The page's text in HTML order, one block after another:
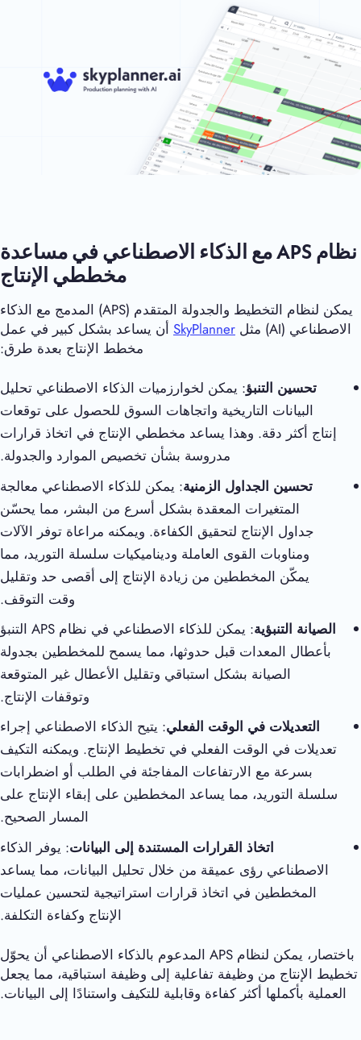
نظام APS مع الذكاء الاصطناعي في مساعدة
مخططي الإنتاج
يمكن لنظام التخطيط والجدولة المتقدم (APS) المدمج مع الذكاء
الاصطناعي (AI) مثل
SkyPlanner أن يساعد بشكل كبير في عمل
مخطط الإنتاج بعدة طرق:
تحسين التنبؤ: يمكن لخوارزميات الذكاء الاصطناعي تحليل
البيانات التاريخية واتجاهات السوق للحصول على توقعات
إنتاج أكثر دقة. وهذا يساعد مخططي الإنتاج في اتخاذ قرارات
مدروسة بشأن تخصيص الموارد والجدولة.
تحسين الجداول الزمنية: يمكن للذكاء الاصطناعي معالجة
المتغيرات المعقدة بشكل أسرع من البشر، مما يحسّن
جداول الإنتاج لتحقيق الكفاءة. ويمكنه مراعاة توفر الآلات
ومناوبات القوى العاملة وديناميكيات سلسلة التوريد، مما
يمكّن المخططين من زيادة الإنتاج إلى أقصى حد وتقليل
وقت التوقف.
الصيانة التنبؤية
: يمكن للذكاء الاصطناعي في نظام APS التنبؤ
بأعطال المعدات قبل حدوثها، مما يسمح للمخططين بجدولة
الصيانة بشكل استباقي وتقليل الأعطال غير المتوقعة
وتوقفات الإنتاج.
التعديلات في الوقت الفعلي: يتيح الذكاء الاصطناعي إجراء
تعديلات في الوقت الفعلي في تخطيط الإنتاج. ويمكنه التكيف
بسرعة مع الارتفاعات المفاجئة في الطلب أو اضطرابات
سلسلة التوريد، مما يساعد المخططين على إبقاء الإنتاج على
المسار الصحيح.
اتخاذ القرارات المستندة إلى البيانات: يوفر الذكاء
الاصطناعي رؤى عميقة من خلال تحليل البيانات، مما يساعد
المخططين في اتخاذ قرارات استراتيجية لتحسين عمليات
الإنتاج وكفاءة التكلفة.
باختصار، يمكن لنظام APS المدعوم بالذكاء الاصطناعي أن يحوّل
تخطيط الإنتاج من وظيفة تفاعلية إلى وظيفة استباقية، مما يجعل
العملية بأكملها أكثر كفاءة وقابلية للتكيف واستنادًا إلى البيانات.